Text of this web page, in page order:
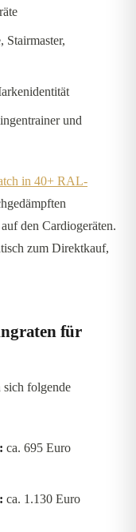
Stairmaster,
und
in 40+ RAL-
den Cardiogeräten.
zum Direktkauf,
für
folgende
ca. 695 Euro
ca. 1.130 Euro